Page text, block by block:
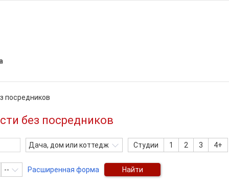
посредников
без посредников
Дача, дом или коттедж Студии 1 2 3 4+
-- Расширенная форма Найти